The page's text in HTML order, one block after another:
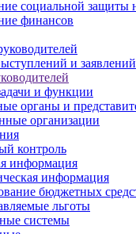
социальной защиты
финансов
и заявлений
и функции
органы и
организации
контроль
информация
информация
бюджетных
льготы
системы